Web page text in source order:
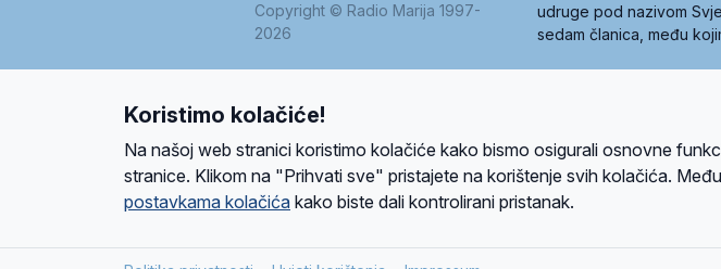
Copyright © Radio Marija 1997-
2026
udruge pod nazivom
sedam članica, među
Ova stranica je zaštićena Google reCAPTCHA sustavom
Koristimo kolačiće!
Na našoj web stranici koristimo kolačiće kako bismo osigurali osnovne
stranice. Klikom na "Prihvati sve" pristajete na korištenje svih kolačića.
postavkama kolačića kako biste dali kontrolirani pristanak.